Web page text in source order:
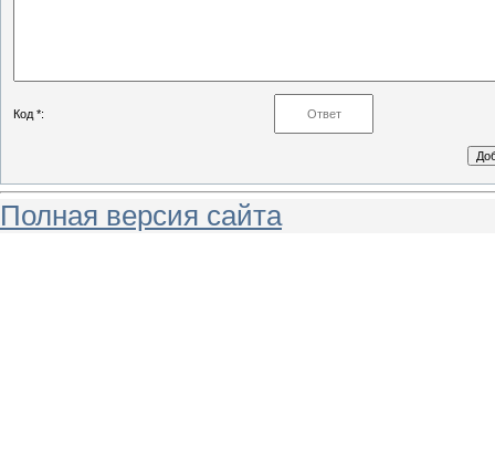
Код *:
Полная версия сайта